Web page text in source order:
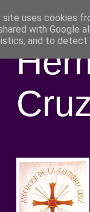
Cruz
site uses cookies
with Google
and to detect